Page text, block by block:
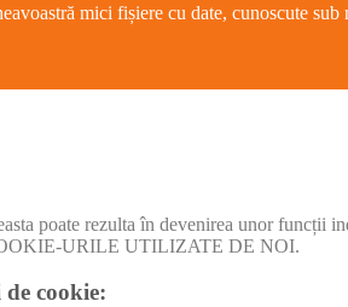
mici fișiere cu date, cunoscute
poate rezulta în devenirea unor funcții
URILE UTILIZATE DE NOI.
cookie: